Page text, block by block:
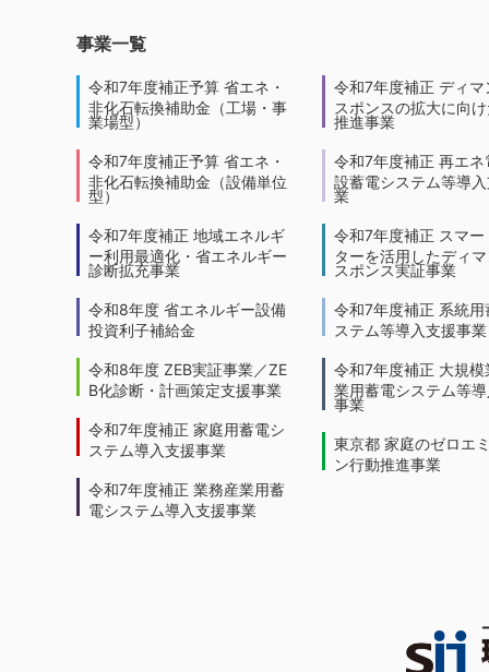
事業一覧
令和7年度補正予算 省エネ・
非化石転換補助金（工場・事
業場型）
令和7年度補正予算 省エネ・
非化石転換補助金（設備単位
型）
令和7年度補正 地域エネルギ
ー利用最適化・省エネルギー
診断拡充事業
令和8年度 省エネルギー設備
投資利子補給金
令和8年度 ZEB実証事業／ZE
B化診断・計画策定支援事業
令和7年度補正 家庭用蓄電シ
ステム導入支援事業
令和7年度補正 業務産業用蓄
電システム導入支援事業
令和7年度補正 ディマ
スポンスの拡大に向
推進事業
令和7年度補正 再エネ
設蓄電システム等導
業
令和7年度補正 スマー
ターを活用したディ
スポンス実証事業
令和7年度補正 系統用
ステム等導入支援事業
令和7年度補正 大規模
業用蓄電システム等
事業
東京都 家庭のゼロエ
ン行動推進事業